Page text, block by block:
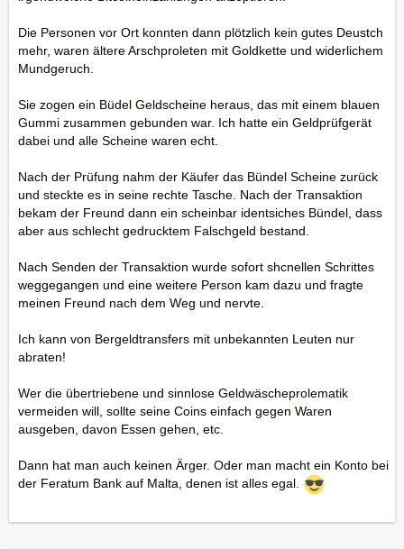
Die Personen vor Ort konnten dann plötzlich kein gutes Deustch
mehr, waren ältere Arschproleten mit Goldkette und widerlichem
Mundgeruch.
Sie zogen ein Büdel Geldscheine heraus, das mit einem blauen
Gummi zusammen gebunden war. Ich hatte ein Geldprüfgerät
dabei und alle Scheine waren echt.
Nach der Prüfung nahm der Käufer das Bündel Scheine zurück
und steckte es in seine rechte Tasche. Nach der Transaktion
bekam der Freund dann ein scheinbar identsiches Bündel, dass
aber aus schlecht gedrucktem Falschgeld bestand.
Nach Senden der Transaktion wurde sofort shcnellen Schrittes
weggegangen und eine weitere Person kam dazu und fragte
meinen Freund nach dem Weg und nervte.
Ich kann von Bergeldtransfers mit unbekannten Leuten nur
abraten!
Wer die übertriebene und sinnlose Geldwäscheprolematik
vermeiden will, sollte seine Coins einfach gegen Waren
ausgeben, davon Essen gehen, etc.
Dann hat man auch keinen Ärger. Oder man macht ein Konto bei
der Feratum Bank auf Malta, denen ist alles egal.